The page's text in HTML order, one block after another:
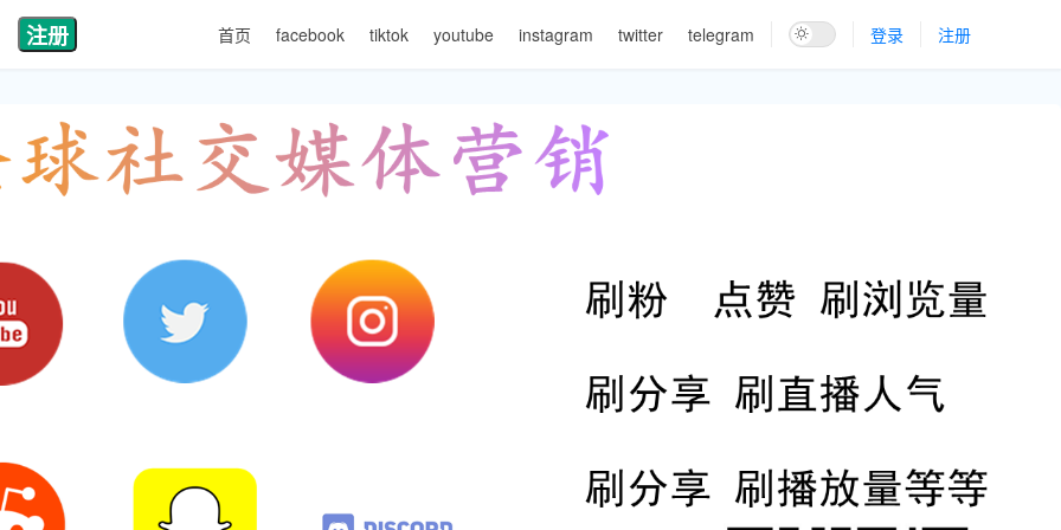
注册 首页 facebook tiktok youtube instagram twitter telegram 登录 注册